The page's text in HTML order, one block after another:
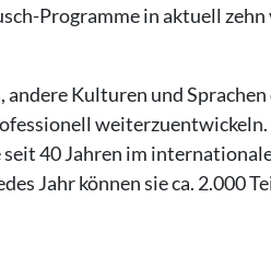
Programme in aktuell zehn
Kulturen und Sprachen
40 Jahren im
Jahr können sie ca. 2.000